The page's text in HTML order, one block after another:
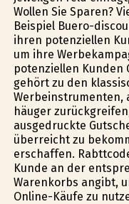
Wollen Sie Sparen?
Beispiel Buero-
ihren potenziellen
um ihre
potenziellen Kunden
gehört zu den
Werbeinstrumenten,
häufiger
ausgedruckte
überreicht zu
erschaffen.
Kunde an der
Warenkorbs angibt,
Online-Käufe zu